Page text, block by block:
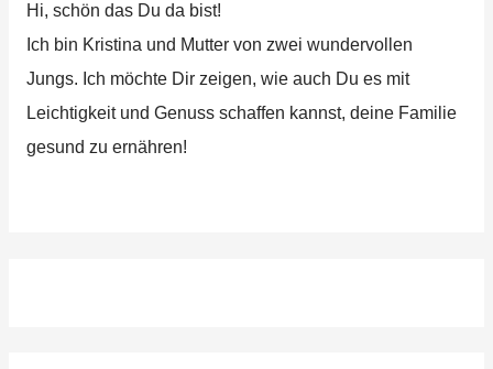
Hi, schön das Du da bist!
Ich bin Kristina und Mutter von zwei wundervollen
Jungs. Ich möchte Dir zeigen, wie auch Du es mit
Leichtigkeit und Genuss schaffen kannst, deine Familie
gesund zu ernähren!